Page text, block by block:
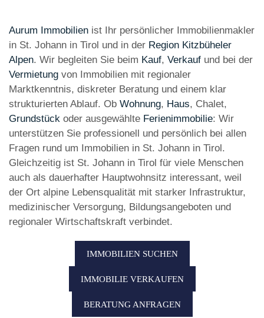
Aurum Immobilien ist Ihr persönlicher Immobilienmakler
in St. Johann in Tirol und in der Region Kitzbüheler
Alpen. Wir begleiten Sie beim Kauf, Verkauf und bei der
Vermietung von Immobilien mit regionaler
Marktkenntnis, diskreter Beratung und einem klar
strukturierten Ablauf. Ob Wohnung, Haus, Chalet,
Grundstück oder ausgewählte Ferienimmobilie: Wir
unterstützen Sie professionell und persönlich bei allen
Fragen rund um Immobilien in St. Johann in Tirol.
Gleichzeitig ist St. Johann in Tirol für viele Menschen
auch als dauerhafter Hauptwohnsitz interessant, weil
der Ort alpine Lebensqualität mit starker Infrastruktur,
medizinischer Versorgung, Bildungsangeboten und
regionaler Wirtschaftskraft verbindet.
IMMOBILIEN SUCHEN
IMMOBILIE VERKAUFEN
BERATUNG ANFRAGEN